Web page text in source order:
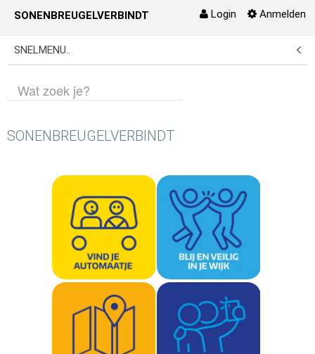
Zum Inhalt wechseln
Login Anmelden
SONENBREUGELVERBINDT
SNELMENU..
SONENBREUGELVERBINDT